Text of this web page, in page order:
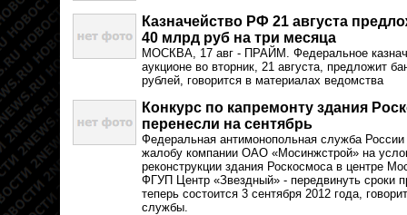
Казначейство РФ 21 августа
40 млрд руб на три месяца
МОСКВА, 17 авг - ПРАЙМ. Федеральное
аукционе во вторник, 21 августа, предложит
рублей, говорится в материалах ведомства
Конкурс по капремонту здания
перенесли на сентябрь
Федеральная антимонопольная служба
жалобу компании ОАО «Мосинжстрой» на
реконструкции здания Роскосмоса в центре
ФГУП Центр «Звездный» - передвинуть сроки
теперь состоится 3 сентября 2012 года,
службы.